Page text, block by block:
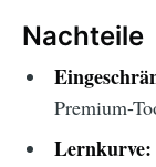
Nachteile
Premium-
Lernkurve: